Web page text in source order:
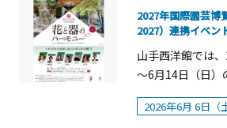
力のもと「車両
能」を使用して
の高い点灯式に
ーとして女優・
な」さんを招い
「Felice」さん
ただけます。概
30～17：
日は18:00まで■
6館（外交官の家
リック・ホール
2027年国際園芸博
2027）連携イベン
山手西洋館では、
～6月14日（日）
ーモニー2026」
「花と器のハー
2026年6月 6日（